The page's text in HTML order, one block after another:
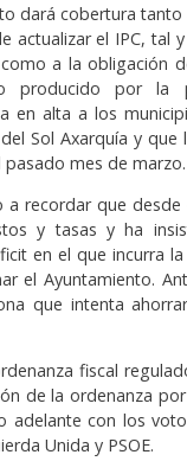
dará cobertura
actualizar el IPC, tal
a la obligación
producido por la
en alta a los
Sol Axarquía y que
mes de marzo.
a recordar que
y tasas y ha
en el que incurra
el Ayuntamiento.
que intenta
fiscal
de la ordenanza
adelante con los
Unida y PSOE.